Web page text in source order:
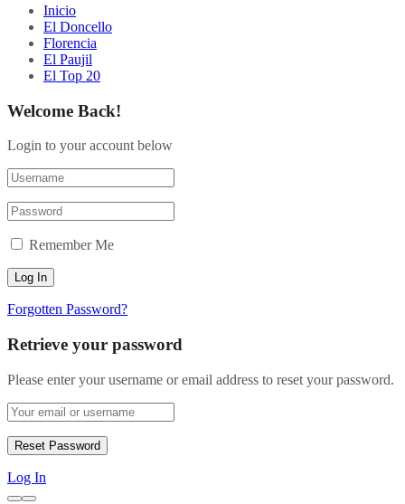
Inicio
El Doncello
Florencia
El Paujil
El Top 20
Welcome Back!
Login to your account below
Remember Me
Forgotten Password?
Retrieve your password
Please enter your username or email address to reset your password.
Log In